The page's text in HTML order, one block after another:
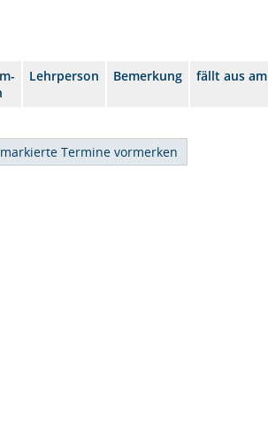
Lehrperson Bemerkung fällt aus am